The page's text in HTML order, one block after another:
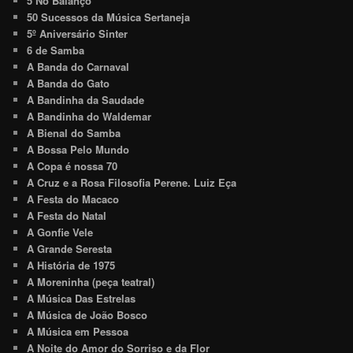
50 Sucessos da Música Sertaneja
5º Aniversário Sinter
6 de Samba
A Banda do Carnaval
A Banda do Gato
A Bandinha da Saudade
A Bandinha do Waldemar
A Bienal do Samba
A Bossa Pelo Mundo
A Copa é nossa 70
A Cruz e a Rosa Filosofia Perene. Luiz Eça
A Festa do Macaco
A Festa do Natal
A Gonfie Vele
A Grande Seresta
A História de 1975
A Moreninha (peça teatral)
A Música Das Estrelas
A Música de João Bosco
A Música em Pessoa
A Noite do Amor do Sorriso e da Flor